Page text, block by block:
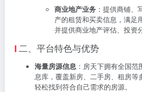
商业地产业务 ：提供商铺、
产的租赁和买卖信息，满足
并提供商业地产评估、投资
二、平台特色与优势
海量房源信息 ：房天下拥有全国
息库，覆盖新房、二手房、租房等
轻松找到符合自己需求的房源。